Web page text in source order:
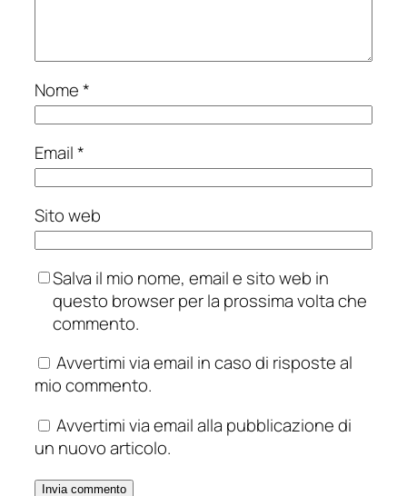
Nome*
Email*
Sito web
Salva il mio nome, email e sito web in
questo browser per la prossima volta che
commento.
Avvertimi via email in caso di risposte al
mio commento.
Avvertimi via email alla pubblicazione di
un nuovo articolo.